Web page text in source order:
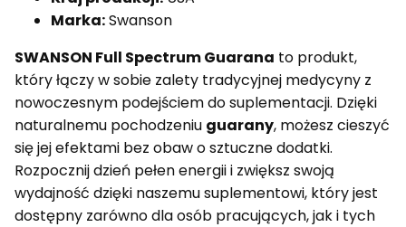
Marka:Swanson
SWANSON Full Spectrum Guarana to produkt,
który łączy w sobie zalety tradycyjnej medycyny z
nowoczesnym podejściem do suplementacji. Dzięki
naturalnemu pochodzeniu guarany, możesz cieszyć
się jej efektami bez obaw o sztuczne dodatki.
Rozpocznij dzień pełen energii i zwiększ swoją
wydajność dzięki naszemu suplementowi, który jest
dostępny zarówno dla osób pracujących, jak i tych